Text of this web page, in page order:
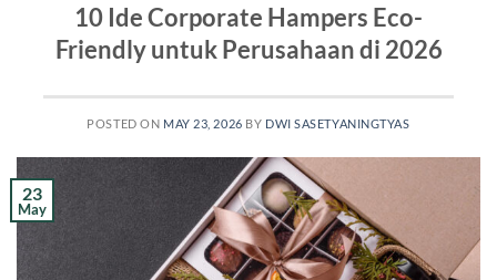
10 Ide Corporate Hampers Eco-
Friendly untuk Perusahaan di 2026
POSTED ON MAY 23, 2026 BY DWI SASETYANINGTYAS
23
May